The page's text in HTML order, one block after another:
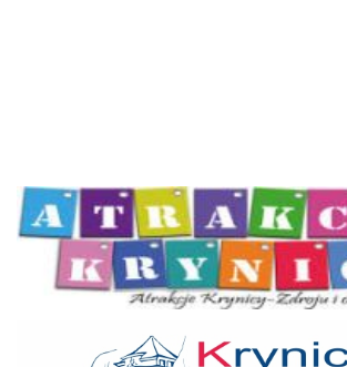
Atrakcje Krynicy